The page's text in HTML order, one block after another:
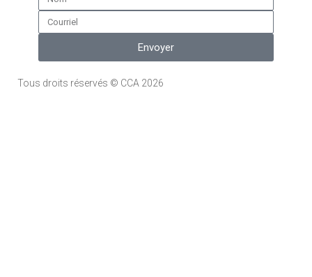
Envoyer
Tous droits réservés © CCA 2026